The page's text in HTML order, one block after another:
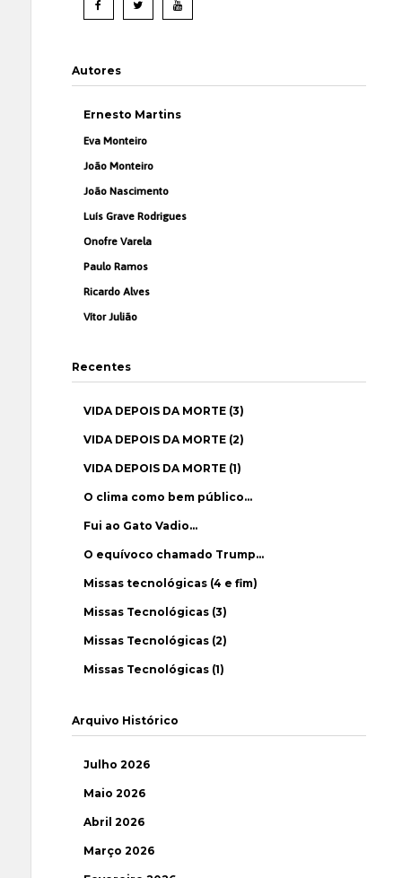
Autores
Ernesto Martins
Eva Monteiro
João Monteiro
João Nascimento
Luís Grave Rodrigues
Onofre Varela
Paulo Ramos
Ricardo Alves
Vítor Julião
Recentes
VIDA DEPOIS DA MORTE (3)
VIDA DEPOIS DA MORTE (2)
VIDA DEPOIS DA MORTE (1)
O clima como bem público…
Fui ao Gato Vadio…
O equívoco chamado Trump…
Missas tecnológicas (4 e fim)
Missas Tecnológicas (3)
Missas Tecnológicas (2)
Missas Tecnológicas (1)
Arquivo Histórico
Julho 2026
Maio 2026
Abril 2026
Março 2026